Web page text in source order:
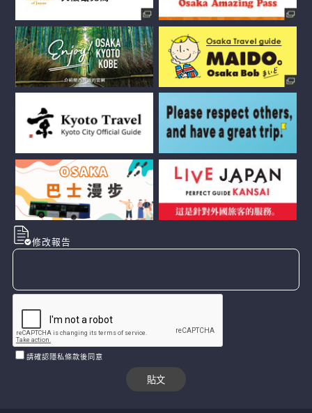
修改報告
請確認隱私條款後同意